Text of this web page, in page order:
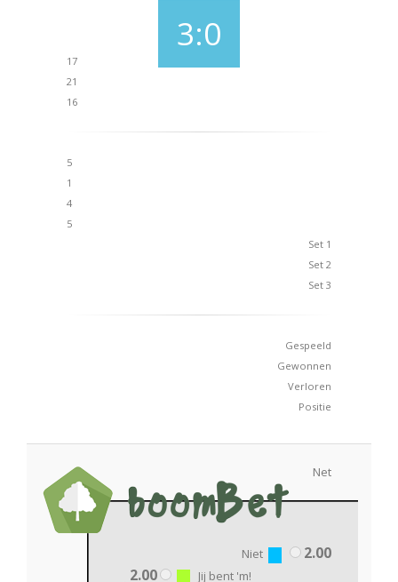
3:0
17
21
16
5
1
4
5
Set 1
Set 2
Set 3
Gespeeld
Gewonnen
Verloren
Positie
Net
Niet
2.00
2.00
Jij bent 'm!